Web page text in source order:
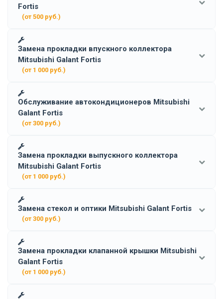
Fortis
(от 500 руб.)
Замена прокладки впускного коллектора
Mitsubishi Galant Fortis
(от 1 000 руб.)
Обслуживание автокондиционеров Mitsubishi
Galant Fortis
(от 300 руб.)
Замена прокладки выпускного коллектора
Mitsubishi Galant Fortis
(от 1 000 руб.)
Замена стекол и оптики Mitsubishi Galant Fortis
(от 300 руб.)
Замена прокладки клапанной крышки Mitsubishi
Galant Fortis
(от 1 000 руб.)